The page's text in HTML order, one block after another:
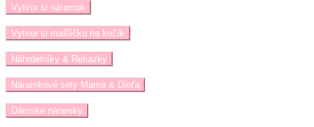
Vytvor si náramok
Vytvor si mašličku na kočík
Náhrdelníky & Retiazky
Náramkové sety Mama & Dieťa
Dámske náramky